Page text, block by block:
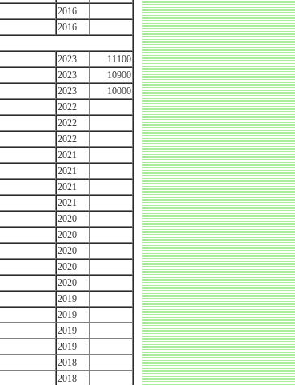
2016
2016
2023
11100
2023
10900
2023
10000
2022
2022
2022
2021
2021
2021
2021
2020
2020
2020
2020
2020
2019
2019
2019
2019
2018
2018